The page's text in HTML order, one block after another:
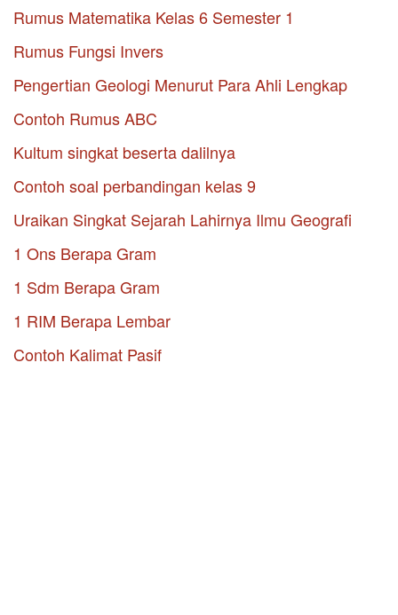
Rumus Matematika Kelas 6 Semester 1
Rumus Fungsi Invers
Pengertian Geologi Menurut Para Ahli Lengkap
Contoh Rumus ABC
Kultum singkat beserta dalilnya
Contoh soal perbandingan kelas 9
Uraikan Singkat Sejarah Lahirnya Ilmu Geografi
1 Ons Berapa Gram
1 Sdm Berapa Gram
1 RIM Berapa Lembar
Contoh Kalimat Pasif